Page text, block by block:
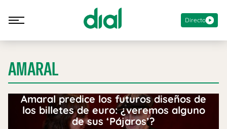
Directo
AMARAL
Amaral predice los futuros diseños de
los billetes de euro: ¿veremos alguno
de sus ‘Pájaros’?